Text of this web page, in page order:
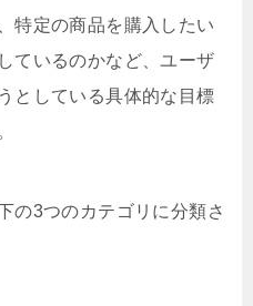
特定の商品を購入したい
ているのかなど、ユーザ
としている具体的な目標
の3つのカテゴリに分類さ